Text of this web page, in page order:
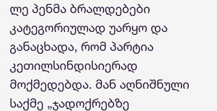
ლე პენმა ბრალდებები
კატეგორიულად უარყო და
განაცხადა, რომ პარტია
კეთილსინდისიერად
მოქმედებდა. მან აღნიშნული
საქმე „ჯადოქრებზე